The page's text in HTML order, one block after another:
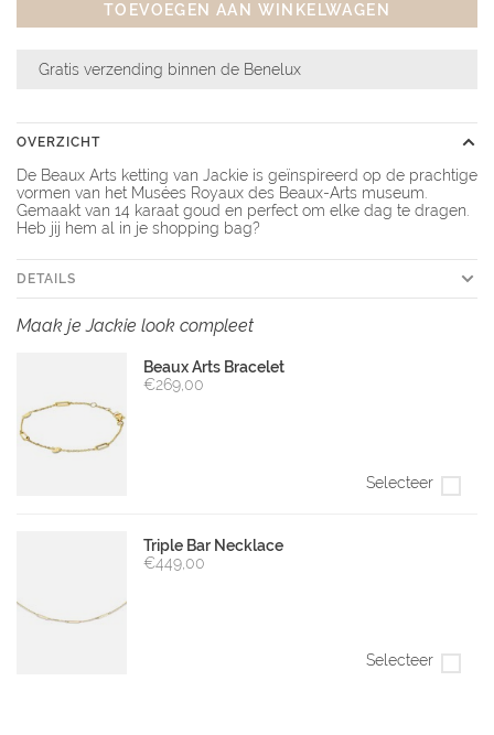
TOEVOEGEN AAN WINKELWAGEN
Gratis verzending binnen de Benelux
OVERZICHT
De Beaux Arts ketting van Jackie is geïnspireerd op de prachtige
vormen van het Musées Royaux des Beaux-Arts museum.
Gemaakt van 14 karaat goud en perfect om elke dag te dragen.
Heb jij hem al in je shopping bag?
DETAILS
Maak je Jackie look compleet
Beaux Arts Bracelet
€269,00
Selecteer
Triple Bar Necklace
€449,00
Selecteer